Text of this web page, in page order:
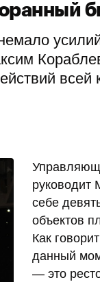
всей
руководит
себе
объектов
Как
данный
— это